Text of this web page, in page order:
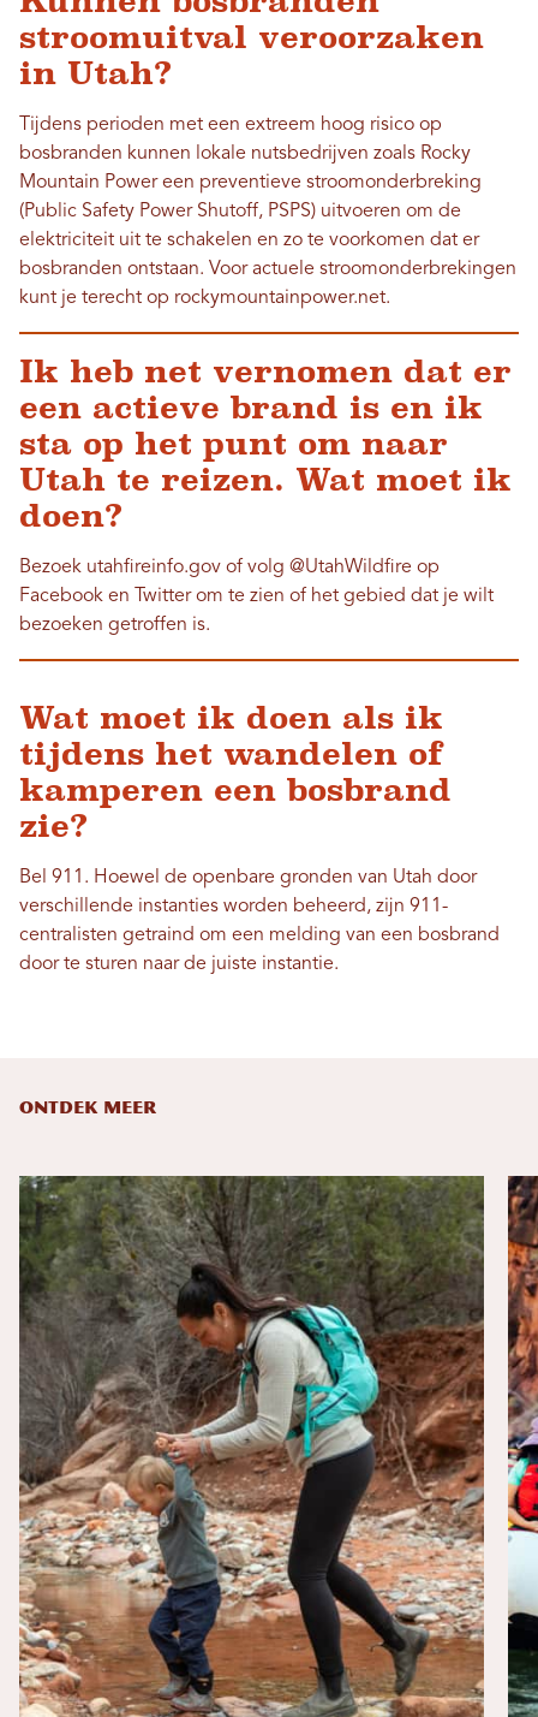
stroomuitval veroorzaken
in Utah?
Tijdens perioden met een extreem hoog risico op
bosbranden kunnen lokale nutsbedrijven zoals Rocky
Mountain Power een preventieve stroomonderbreking
(Public Safety Power Shutoff, PSPS) uitvoeren om de
elektriciteit uit te schakelen en zo te voorkomen dat er
bosbranden ontstaan. Voor actuele stroomonderbrekingen
kunt je terecht op rockymountainpower.net.
Ik heb net vernomen dat er
een actieve brand is en ik
sta op het punt om naar
Utah te reizen. Wat moet ik
doen?
Bezoek utahfireinfo.gov of volg @UtahWildfire op
Facebook en Twitter om te zien of het gebied dat je wilt
bezoeken getroffen is.
Wat moet ik doen als ik
tijdens het wandelen of
kamperen een bosbrand
zie?
Bel 911. Hoewel de openbare gronden van Utah door
verschillende instanties worden beheerd, zijn 911-
centralisten getraind om een ​​melding van een bosbrand
door te sturen naar de juiste instantie.
ONTDEK MEER